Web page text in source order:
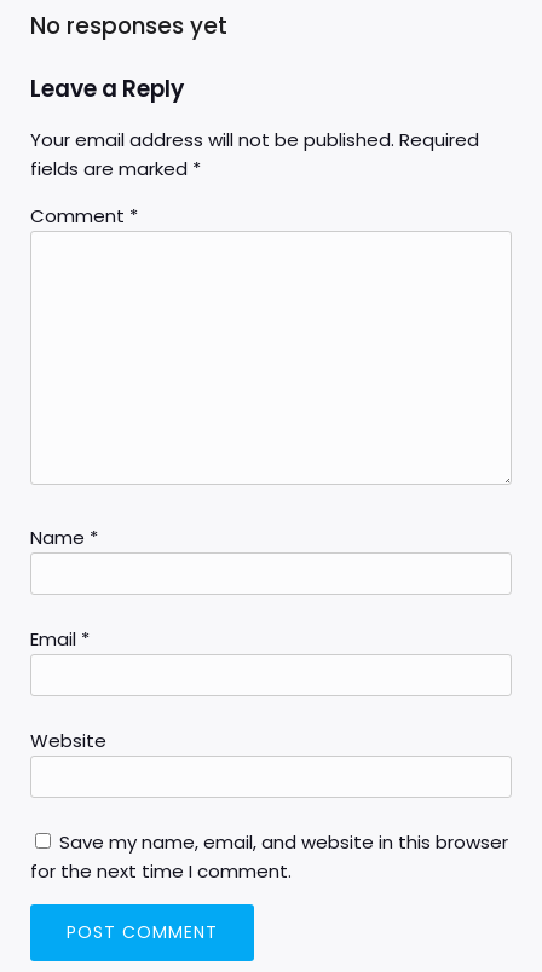
No responses yet
Leave a Reply
Your email address will not be published. Required
fields are marked *
Comment *
Name *
Email *
Website
Save my name, email, and website in this browser
for the next time I comment.